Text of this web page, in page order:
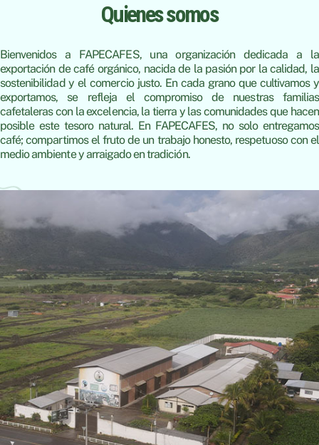
Quienes somos
Bienvenidos a FAPECAFES, una organización dedicada a la
exportación de café orgánico, nacida de la pasión por la calidad, la
sostenibilidad y el comercio justo. En cada grano que cultivamos y
exportamos, se refleja el compromiso de nuestras familias
cafetaleras con la excelencia, la tierra y las comunidades que hacen
posible este tesoro natural. En FAPECAFES, no solo entregamos
café; compartimos el fruto de un trabajo honesto, respetuoso con el
medio ambiente y arraigado en tradición.